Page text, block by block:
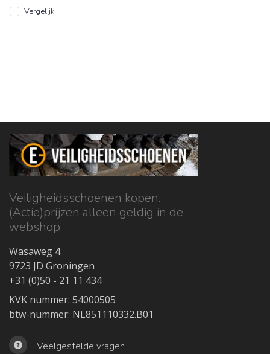
Vergelijk
Veiligheidsschoenen kopen.
(Actie)prijzen alleen geldig in de
webshop.
Wasaweg 4
9723 JD Groningen
+31 (0)50 - 21 11 434
KVK nummer: 54000505
btw-nummer: NL851110332.B01
Veelgestelde vragen